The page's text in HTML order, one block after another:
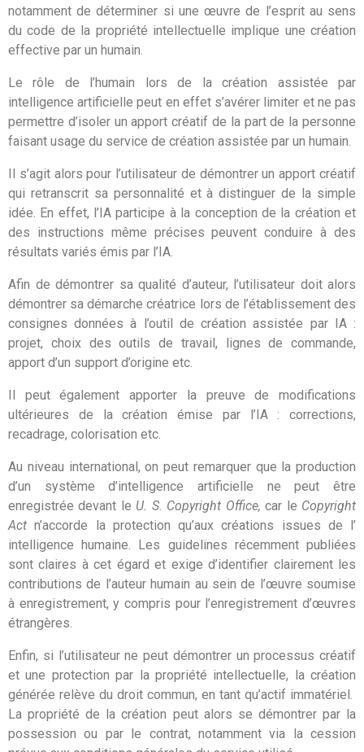
notamment de déterminer si une œuvre de l’esprit au sens
du code de la propriété intellectuelle implique une création
effective par un humain.
Le rôle de l’humain lors de la création assistée par
intelligence artificielle peut en effet s’avérer limiter et ne pas
permettre d’isoler un apport créatif de la part de la personne
faisant usage du service de création assistée par un humain.
Il s’agit alors pour l’utilisateur de démontrer un apport créatif
qui retranscrit sa personnalité et à distinguer de la simple
idée. En effet, l’IA participe à la conception de la création et
des instructions même précises peuvent conduire à des
résultats variés émis par l’IA.
Afin de démontrer sa qualité d’auteur, l’utilisateur doit alors
démontrer sa démarche créatrice lors de l’établissement des
consignes données à l’outil de création assistée par IA :
projet, choix des outils de travail, lignes de commande,
apport d’un support d’origine etc.
Il peut également apporter la preuve de modifications
ultérieures de la création émise par l’IA : corrections,
recadrage, colorisation etc.
Au niveau international, on peut remarquer que la production
d’un système d’intelligence artificielle ne peut être
enregistrée devant le U. S. Copyright Office, car le Copyright
Act n’accorde la protection qu’aux créations issues de l’
intelligence humaine. Les guidelines récemment publiées
sont claires à cet égard et exige d’identifier clairement les
contributions de l’auteur humain au sein de l’œuvre soumise
à enregistrement, y compris pour l’enregistrement d’œuvres
étrangères.
Enfin, si l’utilisateur ne peut démontrer un processus créatif
et une protection par la propriété intellectuelle, la création
générée relève du droit commun, en tant qu’actif immatériel.
La propriété de la création peut alors se démontrer par la
possession ou par le contrat, notamment via la cession